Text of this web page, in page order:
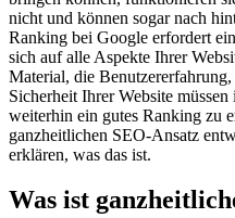
nicht und können sogar nach
Ranking bei Google erfordert
sich auf alle Aspekte Ihrer
Material, die
Sicherheit Ihrer Website
weiterhin ein gutes Ranking zu
ganzheitlichen SEO-Ansatz
erklären, was das ist.
Was ist